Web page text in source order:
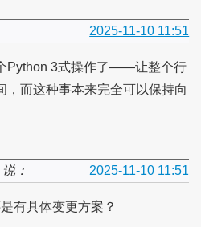
2025-11-10 11:51
Python 3式操作了——让整个行
，而这种事本来完全可以保持向
： 2025-11-10 11:51
有具体变更方案？